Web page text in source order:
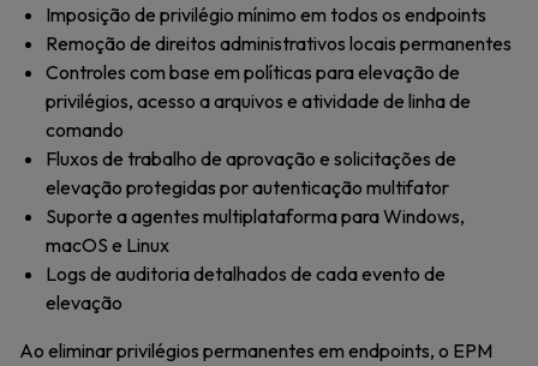
Imposição de privilégio mínimo em todos os endpoints
Remoção de direitos administrativos locais permanentes
Controles com base em políticas para elevação de
privilégios, acesso a arquivos e atividade de linha de
comando
Fluxos de trabalho de aprovação e solicitações de
elevação protegidas por autenticação multifator
Suporte a agentes multiplataforma para Windows,
macOS e Linux
Logs de auditoria detalhados de cada evento de
elevação
Ao eliminar privilégios permanentes em endpoints, o EPM